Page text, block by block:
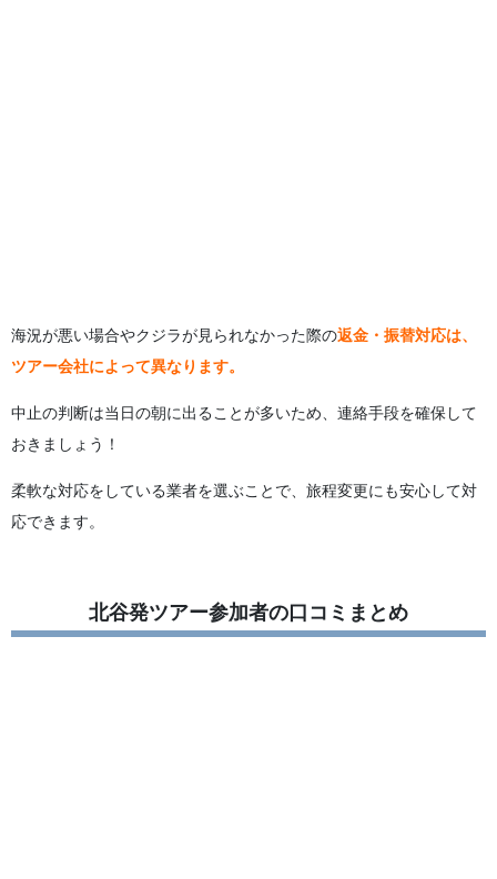
海況が悪い場合やクジラが見られなかった際の返金・振替対応は、
ツアー会社によって異なります。
中止の判断は当日の朝に出ることが多いため、連絡手段を確保して
おきましょう！
柔軟な対応をしている業者を選ぶことで、旅程変更にも安心して対
応できます。
北谷発ツアー参加者の口コミまとめ